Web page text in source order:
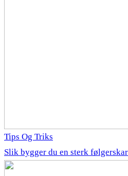
Tips Og Triks
Slik bygger du en sterk